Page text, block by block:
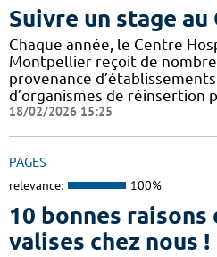
Suivre un stage au
Chaque année, le Centre
Montpellier reçoit de
provenance
d’organismes de réinsertion
18/02/2026 15:25
PAGES
relevance: 100%
10 bonnes raisons
valises chez nous !